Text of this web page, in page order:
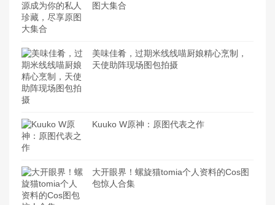
图大集合
美味佳肴，过期米线线喵厨娘精心烹制，
天使助阵现场图包拍摄
Kuuko W原神：原图代表之作
大开眼界！螺旋猫tomia个人资料的Cos图
包惊人合集